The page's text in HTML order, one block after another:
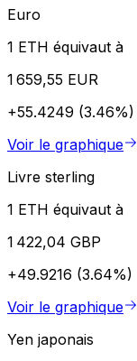
Euro
1 ETH équivaut à
1 659,55 EUR
+55.4249 (3.46%)
Voir le graphique
Livre sterling
1 ETH équivaut à
1 422,04 GBP
+49.9216 (3.64%)
Voir le graphique
Yen japonais